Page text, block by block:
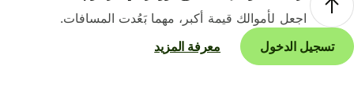
اجعل لأموالك قيمة أكبر، مهما بَعُدت المسافات.
تسجيل الدخول
معرفة المزيد